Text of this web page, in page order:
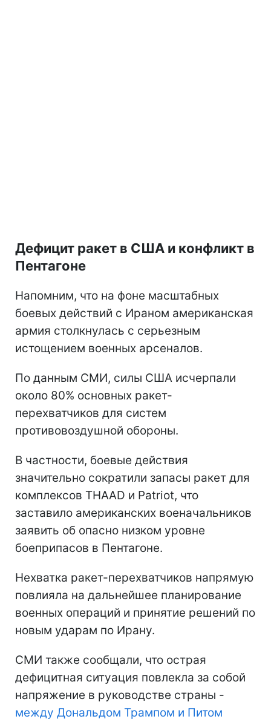
Дефицит ракет в США и конфликт в
Пентагоне
Напомним, что на фоне масштабных
боевых действий с Ираном американская
армия столкнулась с серьезным
истощением военных арсеналов.
По данным СМИ, силы США исчерпали
около 80% основных ракет-
перехватчиков для систем
противовоздушной обороны.
В частности, боевые действия
значительно сократили запасы ракет для
комплексов THAAD и Patriot, что
заставило американских военачальников
заявить об опасно низком уровне
боеприпасов в Пентагоне.
Нехватка ракет-перехватчиков напрямую
повлияла на дальнейшее планирование
военных операций и принятие решений по
новым ударам по Ирану.
СМИ также сообщали, что острая
дефицитная ситуация повлекла за собой
напряжение в руководстве страны -
между Дональдом Трампом и Питом